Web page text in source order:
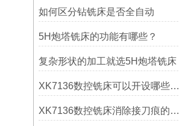
如何区分钻铣床是否全自动
5H炮塔铣床的功能有哪些？
复杂形状的加工就选5H炮塔铣床
XK7136数控铣床可以开设哪些考核项目？
XK7136数控铣床消除接刀痕的操作